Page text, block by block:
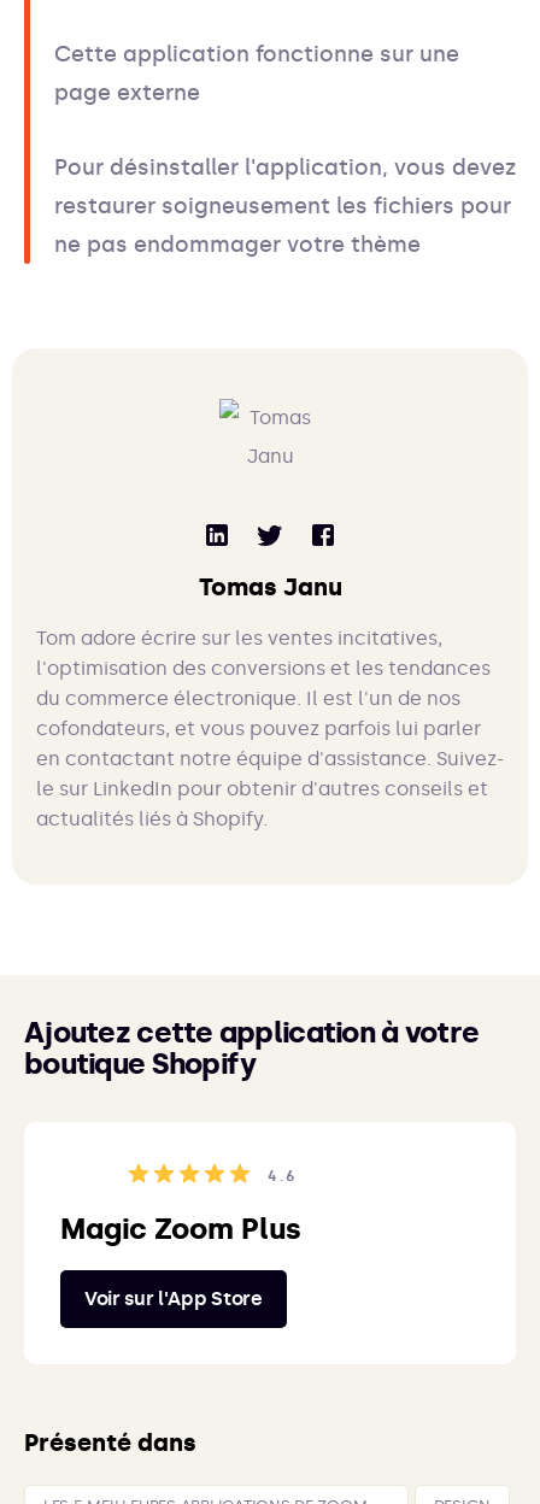
Cette application fonctionne sur une
page externe
Pour désinstaller l'application, vous devez
restaurer soigneusement les fichiers pour
ne pas endommager votre thème
Tomas Janu
Tom adore écrire sur les ventes incitatives,
l'optimisation des conversions et les tendances
du commerce électronique. Il est l'un de nos
cofondateurs, et vous pouvez parfois lui parler
en contactant notre équipe d'assistance. Suivez-
le sur LinkedIn pour obtenir d'autres conseils et
actualités liés à Shopify.
Ajoutez cette application à votre
boutique Shopify
4.6
Magic Zoom Plus
Voir sur l'App Store
Présenté dans